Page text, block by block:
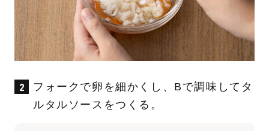
フォークで卵を細かくし、Bで調味してタ
ルタルソースをつくる。